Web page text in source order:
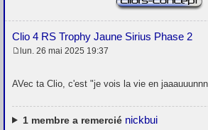
Clio 4 RS Trophy Jaune Sirius Phase 2
s
s
g
e
lun. 26 mai 2025 19:37
AVec ta Clio, c'est "je vois la vie en
1membre a remercié nickbui